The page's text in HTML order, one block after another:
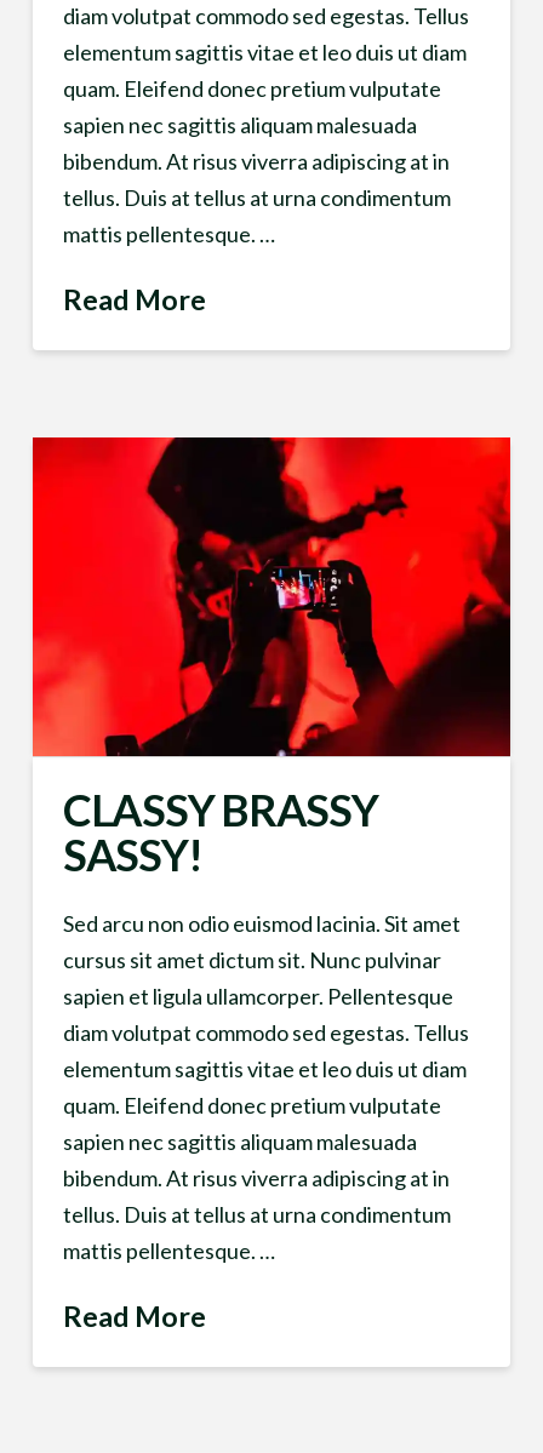
diam volutpat commodo sed egestas. Tellus
elementum sagittis vitae et leo duis ut diam
quam. Eleifend donec pretium vulputate
sapien nec sagittis aliquam malesuada
bibendum. At risus viverra adipiscing at in
tellus. Duis at tellus at urna condimentum
mattis pellentesque. …
Read More
CLASSY BRASSY
SASSY!
Sed arcu non odio euismod lacinia. Sit amet
cursus sit amet dictum sit. Nunc pulvinar
sapien et ligula ullamcorper. Pellentesque
diam volutpat commodo sed egestas. Tellus
elementum sagittis vitae et leo duis ut diam
quam. Eleifend donec pretium vulputate
sapien nec sagittis aliquam malesuada
bibendum. At risus viverra adipiscing at in
tellus. Duis at tellus at urna condimentum
mattis pellentesque. …
Read More